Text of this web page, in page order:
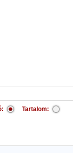
Tartalom: